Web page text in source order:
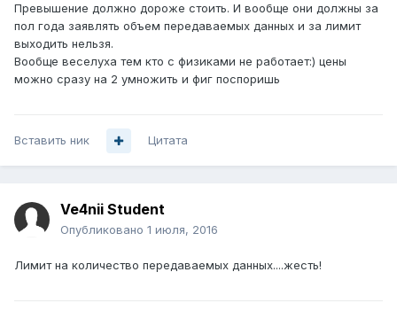
Превышение должно дороже стоить. И вообще они должны за
пол года заявлять объем передаваемых данных и за лимит
выходить нельзя.
Вообще веселуха тем кто с физиками не работает:) цены
можно сразу на 2 умножить и фиг поспоришь
Вставить ник Цитата
Ve4nii Student
Опубликовано 1 июля, 2016
Лимит на количество передаваемых данных....жесть!